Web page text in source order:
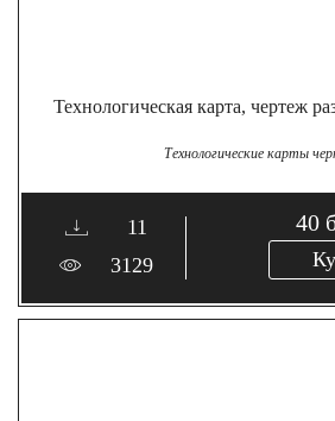
Технологическая карта, чертеж
Технологические карты
11
3129
40